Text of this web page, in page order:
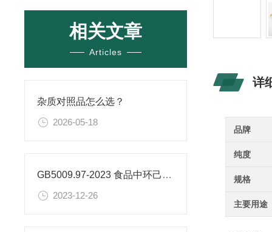
相关文章
Articles
杂质对照品怎么选？
2026-05-18
GB5009.97-2023 食品中环己基氨基磺酸盐的测定标准
2023-12-26
详
品牌
纯度
规格
主要用途